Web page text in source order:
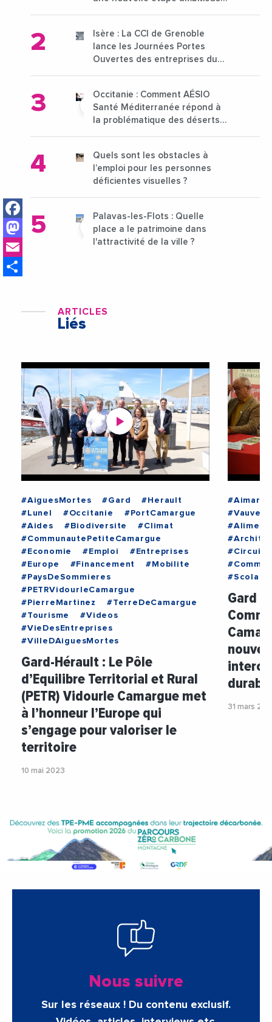
Facebook
Mastodon
Isère : La CCI de Grenoble
lance les Journées Portes
Ouvertes des entreprises du
Occitanie : Comment AÉSIO
Santé Méditerranée répond à
la problématique des déserts
Quels sont les obstacles à
l’emploi pour les personnes
déficientes visuelles ?
Palavas-les-Flots : Quelle
place a le patrimoine dans
l'attractivité de la ville ?
ARTICLES
Liés
#AiguesMortes #Gard
#Herault
#Lunel
#Occitanie
#PortCamargue
#Aides
#Biodiversite
#Climat
#CommunautePetiteCamargue
#Economie
#Emploi
#Entreprises
#Europe
#Financement
#Mobilite
#PaysDeSommieres
#PETRVidourleCamargue
#PierreMartinez
#TerreDeCamargue
#Tourisme
#Videos
#VieDesEntreprises
#VilleDAiguesMortes
Gard-Hérault : Le Pôle
d’Equilibre Territorial et Rural
(PETR) Vidourle Camargue met
à l’honneur l’Europe qui
s’engage pour valoriser le
territoire
10 mai 2023
#Vauvert
Gard :
31 mars
Nous suivre
Sur les réseaux ! Du contenu exclusif.